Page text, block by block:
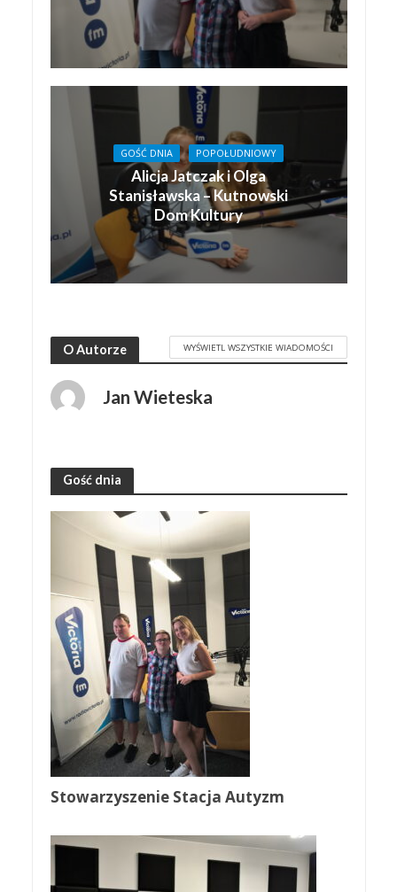
GOŚĆ DNIA POPOŁUDNIOWY
Alicja Jatczak i Olga
Stanisławska – Kutnowski
Dom Kultury
O Autorze WYŚWIETL WSZYSTKIE WIADOMOŚCI
Jan Wieteska
Gość dnia
Stowarzyszenie Stacja Autyzm